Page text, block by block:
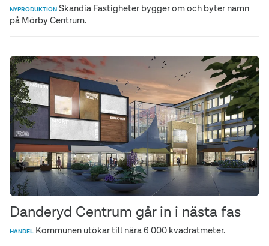
NYPRODUKTION Skandia Fastigheter bygger om och byter namn
på Mörby Centrum.
Danderyd Centrum går in i nästa fas
HANDEL Kommunen utökar till nära 6 000 kvadratmeter.